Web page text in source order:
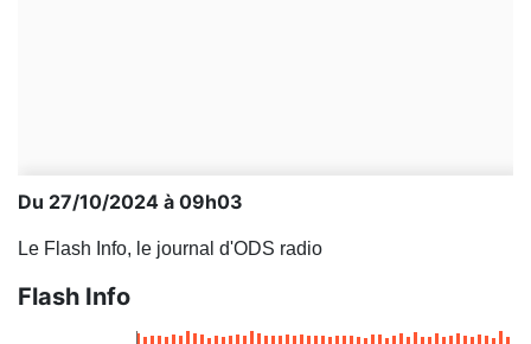
Du 27/10/2024 à 09h03
Le Flash Info, le journal d'ODS radio
Flash Info